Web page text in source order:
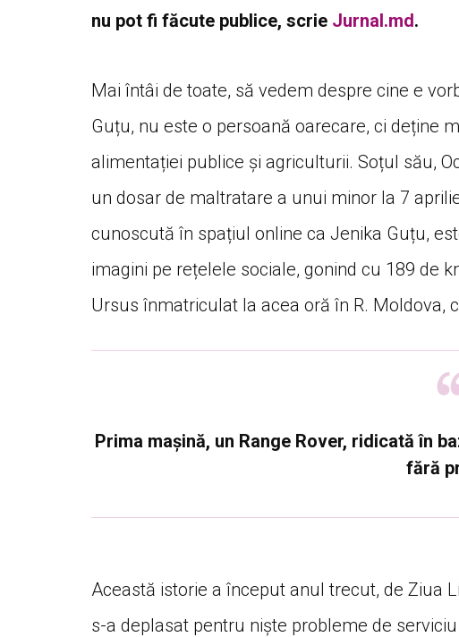
nu pot fi făcute publice, scrie Jurnal.md.
Mai întâi de toate, să vedem despre cine e
Guțu, nu este o persoană oarecare, ci deține
alimentației publice și agriculturii. Soțul său,
un dosar de maltratare a unui minor la 7
cunoscută în spațiul online ca Jenika Guțu,
imagini pe rețelele sociale, gonind cu 189 de
Ursus înmatriculat la acea oră în R. Moldova,
Prima mașină, un Range Rover, ridicată în
fără
Această istorie a început anul trecut, de Ziua
s-a deplasat pentru niște probleme de